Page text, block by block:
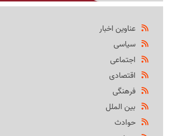
عناوین اخبار
سیاسی
اجتماعی
اقتصادی
فرهنگی
بین الملل
حوادث